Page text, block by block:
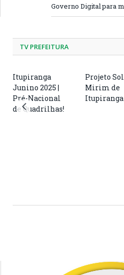
Governo Digital para
TV PREFEITURA
Itupiranga
Junino 2025 |
Pré-Nacional
de Quadrilhas!
Projeto
Mirim de
Itupiranga